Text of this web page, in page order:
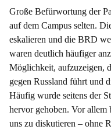
Große Befürwortung der
auf dem Campus selten.
eskalieren und die BRD
waren deutlich häufiger
Möglichkeit, aufzuzeigen,
gegen Russland führt und
Häufig wurde seitens der
hervor gehoben. Vor allem
uns zu diskutieren – ohne